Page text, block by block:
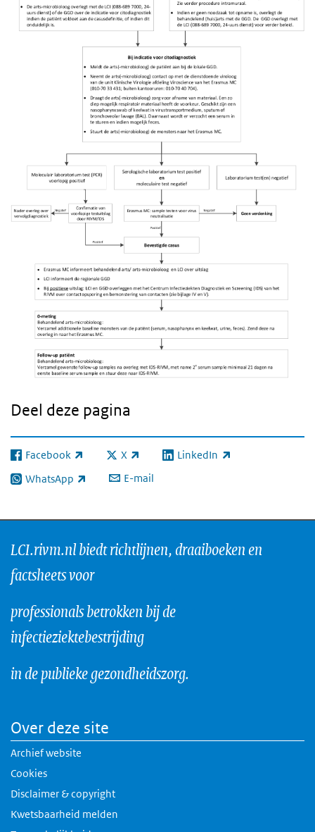
Deel deze pagina
Facebook
(externe link) X
(externe link) LinkedIn
(externe link)
WhatsApp
(externe link) E-mail
LCI.rivm.nl biedt richtlijnen, draaiboeken en
factsheets voor
professionals betrokken bij de
infectieziektebestrijding
in de publieke gezondheidszorg.
Over deze site
Archief website
Cookies
Disclaimer & copyright
Kwetsbaarheid melden